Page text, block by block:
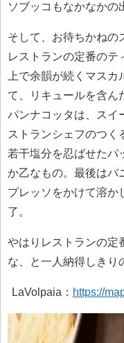
ソブッコもなかなかの
そして、お待ちかねの
レストランの定番のテ
上で余韻が続くマス
て、リキュールを含ん
パンナコッタは、スイ
ストランシェフのつく
若干塩分を忍ばせたパ
か乙なもの。最後はバ
プレッソをかけて溶か
了。
やはりレストランの定
な、と一人納得しきり
LaVolpaia： https://